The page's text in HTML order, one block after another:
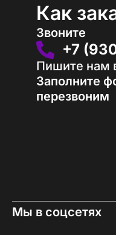
Как
Звоните
+7
Пишите нам
Заполните
перезвоним
Мы в соцсетях